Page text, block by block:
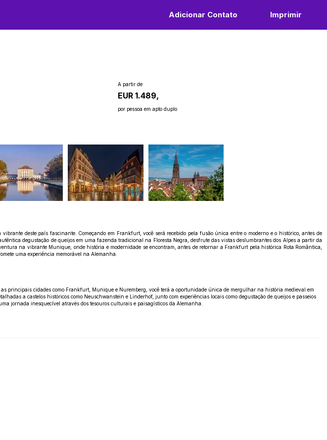
Adicionar Contato Imprimir
A partir de
EUR 1.489,
por pessoa em apto duplo
deste país fascinante. Começando em Frankfurt, você será recebido pela fusão única entre o moderno e o histórico, antes de
degustação de queijos em uma fazenda tradicional na Floresta Negra, desfrute das vistas deslumbrantes dos Alpes a partir da
na vibrante Munique, onde história e modernidade se encontram, antes de retornar a Frankfurt pela histórica Rota Romântica,
uma experiência memorável na Alemanha.
principais cidades como Frankfurt, Munique e Nuremberg, você terá a oportunidade única de mergulhar na história medieval em
a castelos históricos como Neuschwanstein e Linderhof, junto com experiências locais como degustação de queijos e passeios
jornada inesquecível através dos tesouros culturais e paisagísticos da Alemanha.